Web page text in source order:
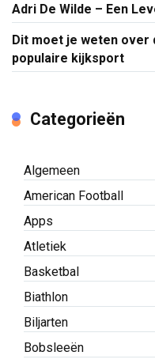
Adri De Wilde – Een
Dit moet je weten over
populaire kijksport
Categorieën
Algemeen
American Football
Apps
Atletiek
Basketbal
Biathlon
Biljarten
Bobsleeën